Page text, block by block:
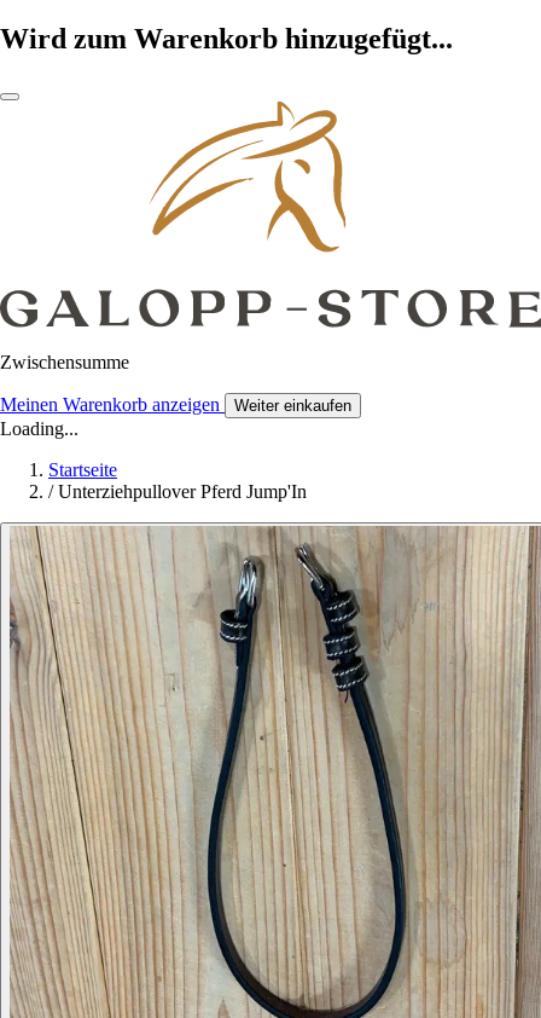
Wird zum Warenkorb hinzugefügt...
Zwischensumme
Meinen Warenkorb anzeigen Weiter einkaufen
Loading...
Startseite
/ Unterziehpullover Pferd Jump'In